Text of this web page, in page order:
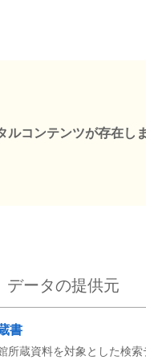
ルコンテンツが存在しま
データの提供元
書
蔵資料を対象とした検